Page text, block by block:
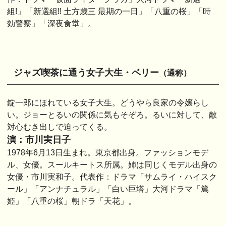
組!」「新選組!! 土方歳三 最期の一日」「八重の桜」「時
効警察」「深夜食堂」。
ジャズ喫茶に通う女子大生・ベリー （通称）
錠一郎にほれている女子大生。どうやら良家の令嬢らし
い。ジョーとるいの関係に気もそぞろ。るいに対して、敵
対心むき出しで迫ってくる。
演：市川実日子
1978年6月13日生まれ。東京都出身。ファッションモデ
ル、女優。スールキートス所属。姉は同じくモデル出身の
女優・市川実和子。代表作：ドラマ「サムライ・ハイスク
ール」「アンナチュラル」「白い巨塔」大河ドラマ「篤
姫」「八重の桜」朝ドラ「天花」。